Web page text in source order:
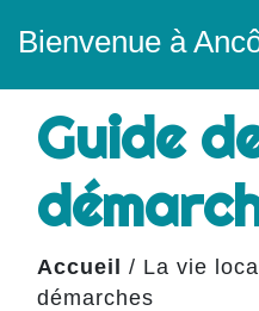
Bienvenue à
Guide
Accueil / La vie
démarches